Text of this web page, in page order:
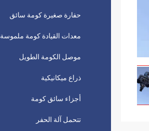
حفارة صغيرة كومة سائق
معدات القيادة كومة ملموسة
موصل الكومة الطويل
ذراع ميكانيكية
أجزاء سائق كومة
تتحمل آلة الحفر